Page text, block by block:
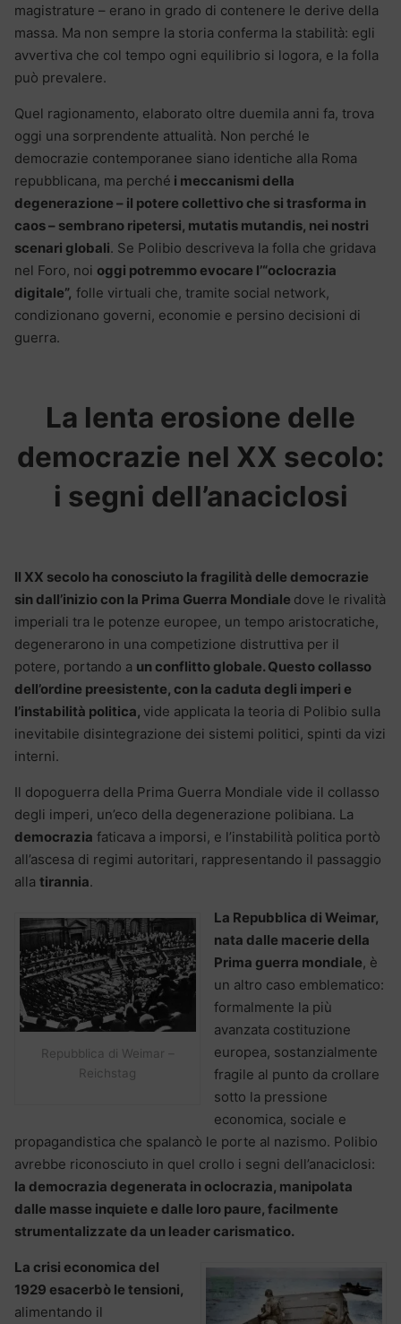
magistrature – erano in grado di contenere le derive della
massa. Ma non sempre la storia conferma la stabilità: egli
avvertiva che col tempo ogni equilibrio si logora, e la folla
può prevalere.
Quel ragionamento, elaborato oltre duemila anni fa, trova
oggi una sorprendente attualità. Non perché le
democrazie contemporanee siano identiche alla Roma
repubblicana, ma perché i meccanismi della
degenerazione – il potere collettivo che si trasforma in
caos – sembrano ripetersi, mutatis mutandis, nei nostri
scenari globali. Se Polibio descriveva la folla che gridava
nel Foro, noi oggi potremmo evocare l’“oclocrazia
digitale”, folle virtuali che, tramite social network,
condizionano governi, economie e persino decisioni di
guerra.
La lenta erosione delle
democrazie nel XX secolo:
i segni dell’anaciclosi
Il XX secolo ha conosciuto la fragilità delle democrazie
sin dall’inizio con la Prima Guerra Mondiale dove le rivalità
imperiali tra le potenze europee, un tempo aristocratiche,
degenerarono in una competizione distruttiva per il
potere, portando a un conflitto globale. Questo collasso
dell’ordine preesistente, con la caduta degli imperi e
l’instabilità politica, vide applicata la teoria di Polibio sulla
inevitabile disintegrazione dei sistemi politici, spinti da vizi
interni.
Il dopoguerra della Prima Guerra Mondiale vide il collasso
degli imperi, un’eco della degenerazione polibiana. La
democrazia faticava a imporsi, e l’instabilità politica portò
all’ascesa di regimi autoritari, rappresentando il passaggio
alla tirannia.
Repubblica di Weimar –
Reichstag
La Repubblica di Weimar,
nata dalle macerie della
Prima guerra mondiale, è
un altro caso emblematico:
formalmente la più
avanzata costituzione
europea, sostanzialmente
fragile al punto da crollare
sotto la pressione
economica, sociale e
propagandistica che spalancò le porte al nazismo. Polibio
avrebbe riconosciuto in quel crollo i segni dell’anaciclosi:
la democrazia degenerata in oclocrazia, manipolata
dalle masse inquiete e dalle loro paure, facilmente
strumentalizzate da un leader carismatico.
La crisi economica del
1929 esacerbò le tensioni,
alimentando il